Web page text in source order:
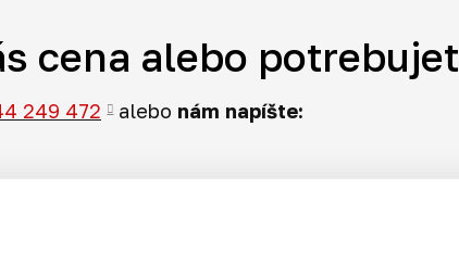
cena alebo
249 472 alebo nám napíšte: